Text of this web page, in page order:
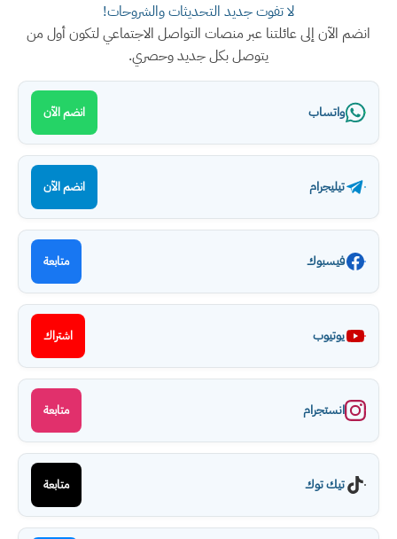
لا تفوت جديد التحديثات والشروحات!
انضم الآن إلى عائلتنا عبر منصات التواصل الاجتماعي لتكون أول من
يتوصل بكل جديد وحصري.
واتساب انضم الآن
تيليجرام انضم الآن
فيسبوك متابعة
يوتيوب اشتراك
انستجرام متابعة
تيك توك متابعة